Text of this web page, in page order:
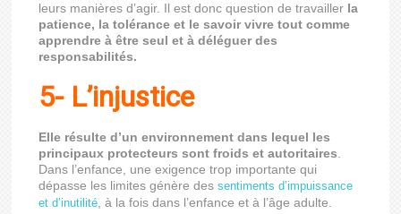
leurs manières d’agir. Il est donc question de travailler la
patience, la tolérance et le savoir vivre tout comme
apprendre à être seul et à déléguer des
responsabilités.
5- L’injustice
Elle résulte d’un environnement dans lequel les
principaux protecteurs sont froids et autoritaires
Dans l’enfance, une exigence trop importante qui
dépasse les limites génère dessentiments d’impuissance
et d’inutilité , à la fois dans l’enfance et à l’âge adulte.